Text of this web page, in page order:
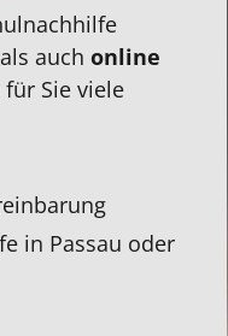
als auch online
Sie viele
in Passau oder